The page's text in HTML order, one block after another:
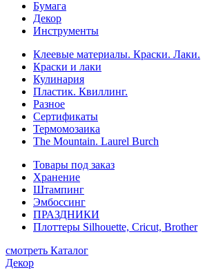
Бумага
Декор
Инструменты
Клеевые материалы. Краски. Лаки.
Краски и лаки
Кулинария
Пластик. Квиллинг.
Разное
Сертификаты
Термомозаика
The Mountain. Laurel Burch
Товары под заказ
Хранение
Штампинг
Эмбоссинг
ПРАЗДНИКИ
Плоттеры Silhouette, Cricut, Brother
смотреть Каталог
Декор